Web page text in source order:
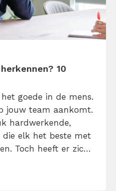
10
goede in de mens.
jouw team aankomt.
hardwerkende,
die elk het beste met
Toch heeft er zich
een collega de